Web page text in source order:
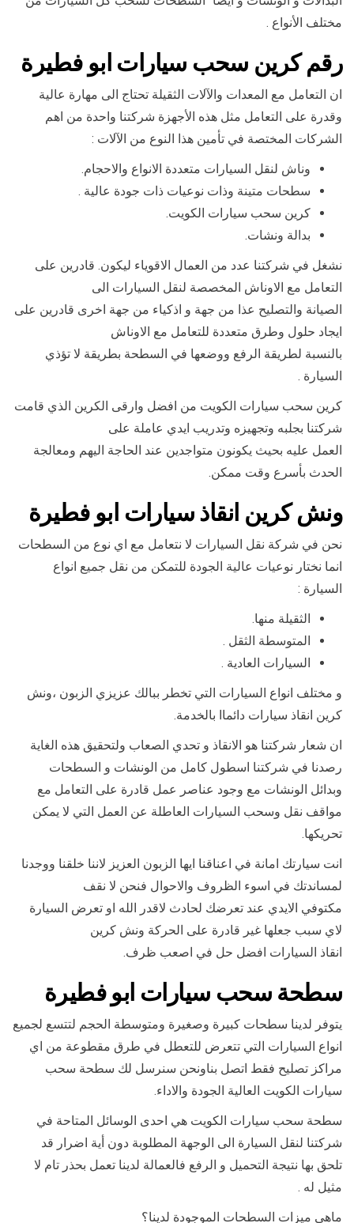
مختلف الأنواع .
رقمكرين سحب سيارات ابو فطيرة
ان التعامل مع المعدات والآلات الثقيلة تحتاج الى مهارة عالية
وقدرة على التعامل مثل هذه الأجهزة شركتنا واحدة من اهم
الشركات المختصة في تأمين هذا النوع من الآلات :
وناش لنقل السيارات متعددة الانواع والاحجام.
سطحات متينة وذات نوعيات ذات جودة عالية .
كرين سحب سيارات الكويت.
بدالة ونشات.
نشغل في شركتنا عدد من العمال الاقوياء ليكون. قادرين على
التعامل مع الاوناش المخصصة لنقل السيارات الى
الصيانة والتصليح عذا من جهة و اذكياء من جهة اخرى قادرين على
ايجاد حلول وطرق متعددة للتعامل مع الاوناش
بالنسبة لطريقة الرفع ووضعها في السطحة بطريقة لا تؤذي
السيارة .
كرين سحب سيارات الكويت من افضل وارقى الكرين الذي قامت
شركتنا بجلبه وتجهيزه وتدريب ايدي عاملة على
العمل عليه بحيث يكونون متواجدين عند الحاجة اليهم ومعالجة
الحدث بأسرع وقت ممكن.
ونش كرين انقاذ سيارات ابو فطيرة
نحن في شركة نقل السيارات لا نتعامل مع اي نوع من السطحات
انما نختار نوعيات عالية الجودة للتمكن من نقل جميع انواع
السيارة :
الثقيلة منها.
المتوسطة الثقل .
السيارات العادية .
و مختلف انواع السيارات التي تخطر ببالك عزيزي الزبون ،ونش
كرين انقاذ سيارات دائماا بالخدمة.
ان شعار شركتنا هو الانقاذ و تحدي الصعاب ولتحقيق هذه الغاية
رصدنا في شركتنا اسطول كامل من الونشات و السطحات
وبدائل الونشات مع وجود عناصر عمل قادرة على التعامل مع
مواقف نقل وسحب السيارات العاطلة عن العمل التي لا يمكن
تحريكها.
انت سيارتك امانة في اعناقنا ايها الزبون العزيز لاننا خلقنا ووجدنا
لمساندتك في اسوء الظروف والاحوال فنحن لا نقف
مكتوفي الايدي عند تعرضك لحادث لاقدر الله او تعرض السيارة
لاي سبب جعلها غير قادرة على الحركة ونش كرين
انقاذ السيارات افضل حل في اصعب ظرف.
سطحة سحب سيارات ابو فطيرة
يتوفر لدينا سطحات كبيرة وصغيرة ومتوسطة الحجم لتتسع لجميع
انواع السيارات التي تتعرض للتعطل في طرق مقطوعة من اي
مراكز تصليح فقط اتصل بناونحن سنرسل لك سطحة سحب
سيارات الكويت العالية الجودة والاداء.
سطحة سحب سيارات الكويت هي احدى الوسائل المتاحة في
شركتنا لنقل السيارة الى الوجهة المطلوبة دون أية اضرار قد
تلحق بها نتيجة التحميل و الرفع فالعمالة لدينا تعمل بحذر تام لا
مثيل له .
ماهي ميزات السطحات الموجودة لدينا؟